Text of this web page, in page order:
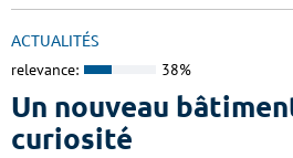
ACTUALITÉS
relevance: 38%
Un nouveau
curiosité